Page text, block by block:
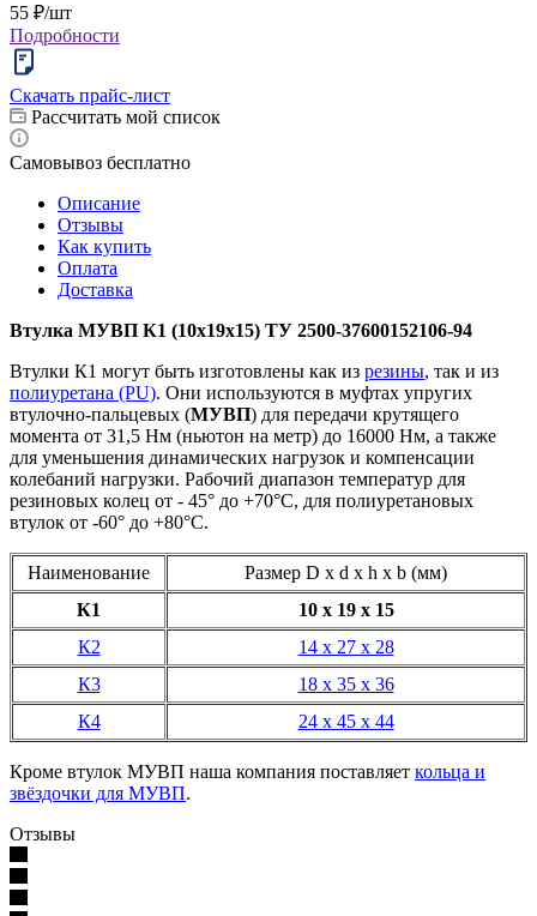
55 ₽/шт
Подробности
Скачать прайс-лист
Рассчитать мой список
Самовывоз бесплатно
Описание
Отзывы
Как купить
Оплата
Доставка
Втулка МУВП К1 (10х19х15​) ТУ 2500-37600152106-94
Втулки К1 могут быть изготовлены как из резины, так и из
полиуретана (PU). Они используются в муфтах упругих
втулочно-пальцевых (МУВП) для передачи крутящего
момента от 31,5 Нм (ньютон на метр) до 16000 Нм, а также
для уменьшения динамических нагрузок и компенсации
колебаний нагрузки. Рабочий диапазон температур для
резиновых колец от - 45° до +70°С, для полиуретановых
втулок от -60° до +80°С.
Наименование
Размер D x d x h x b (мм)
К1
10 х 19 х 15
К2
14 х 27 х 28
К3
18 х 35 х 36
К4
24 х 45 х 44
Кроме втулок МУВП наша компания поставляет кольца и
звёздочки для МУВП.
Отзывы